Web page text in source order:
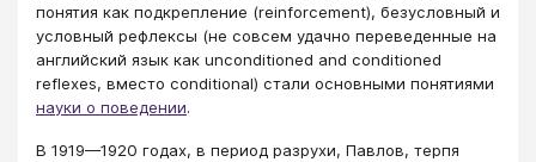
понятия как подкрепление (reinforcement), безусловный и
условный рефлексы (не совсем удачно переведенные на
английский язык как unconditioned and conditioned
reflexes, вместо conditional) стали основными понятиями
науки о поведении.
В 1919—1920 годах, в период разрухи, Павлов, терпя